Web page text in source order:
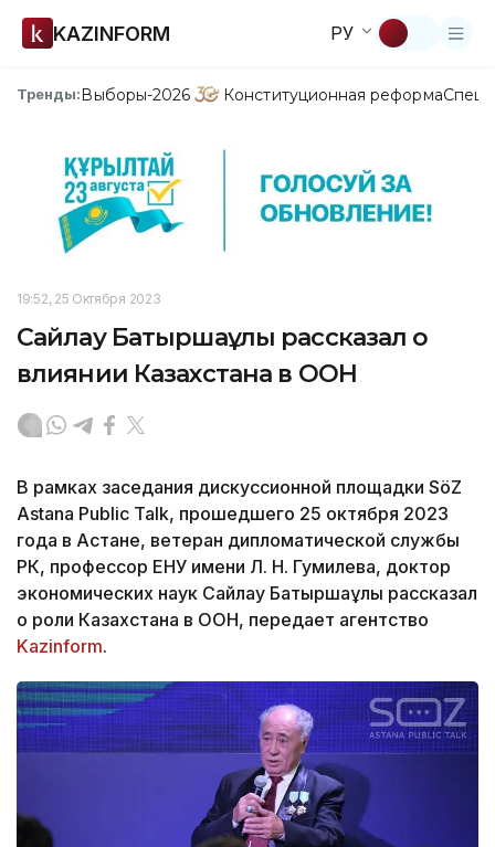
KAZINFORM РУ
Тренды:Выборы-2026 Конституционная реформа
19:52, 25 Октября 2023
Сайлау Батыршаұлы рассказал о
влиянии Казахстана в ООН
В рамках заседания дискуссионной площадки SöZ
Astana Public Talk, прошедшего 25 октября 2023
года в Астане, ветеран дипломатической службы
РК, профессор ЕНУ имени Л. Н. Гумилева, доктор
экономических наук Сайлау Батыршаұлы рассказал
о роли Казахстана в ООН, передает агентство
Kazinform.